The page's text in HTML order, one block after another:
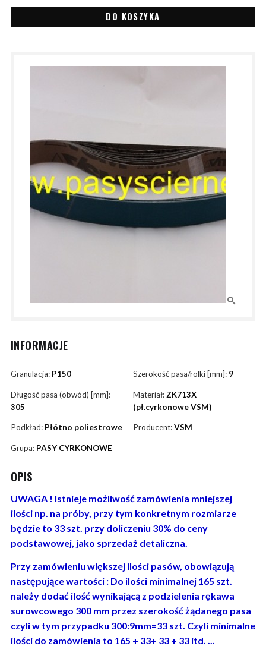
DO KOSZYKA
INFORMACJE
Granulacja: P150 Szerokość pasa/rolki [mm]: 9
Długość pasa (obwód) [mm]:
305
Materiał: ZK713X
(pł.cyrkonowe VSM)
Podkład: Płótno poliestrowe Producent:VSM
Grupa: PASY CYRKONOWE
OPIS
UWAGA ! Istnieje możliwość zamówienia mniejszej
ilości np. na próby, przy tym konkretnym rozmiarze
będzie to 33 szt. przy doliczeniu 30% do ceny
podstawowej, jako sprzedaż detaliczna.
Przy zamówieniu większej ilości pasów, obowiązują
następujące wartości : Do ilości minimalnej 165 szt.
należy dodać ilość wynikającą z podzielenia rękawa
surowcowego 300 mm przez szerokość żądanego pasa
czyli w tym przypadku 300:9mm=33 szt. Czyli minimalne
ilości do zamówienia to 165 + 33+ 33 + 33 itd. ...